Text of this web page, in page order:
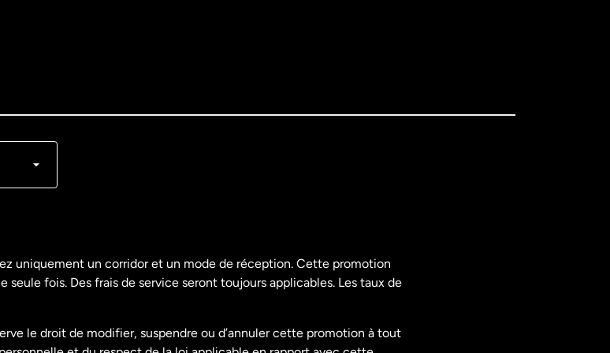
Español
uniquement un corridor et un mode de réception. Cette promotion
fois. Des frais de service seront toujours applicables. Les taux de
le droit de modifier, suspendre ou d’annuler cette promotion à tout